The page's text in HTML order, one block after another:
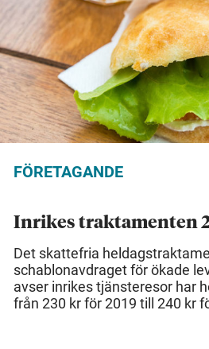
FÖRETAGANDE
Inrikes traktamenten
Det skattefria
schablonavdraget för ökade
avser inrikes tjänsteresor har
från 230 kr för 2019 till 240 kr